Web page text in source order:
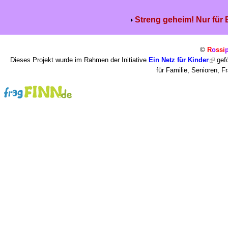
Streng geheim! Nur für
© Rossi
Dieses Projekt wurde im Rahmen der Initiative Ein Netz für Kinder
für Familie, Senioren,